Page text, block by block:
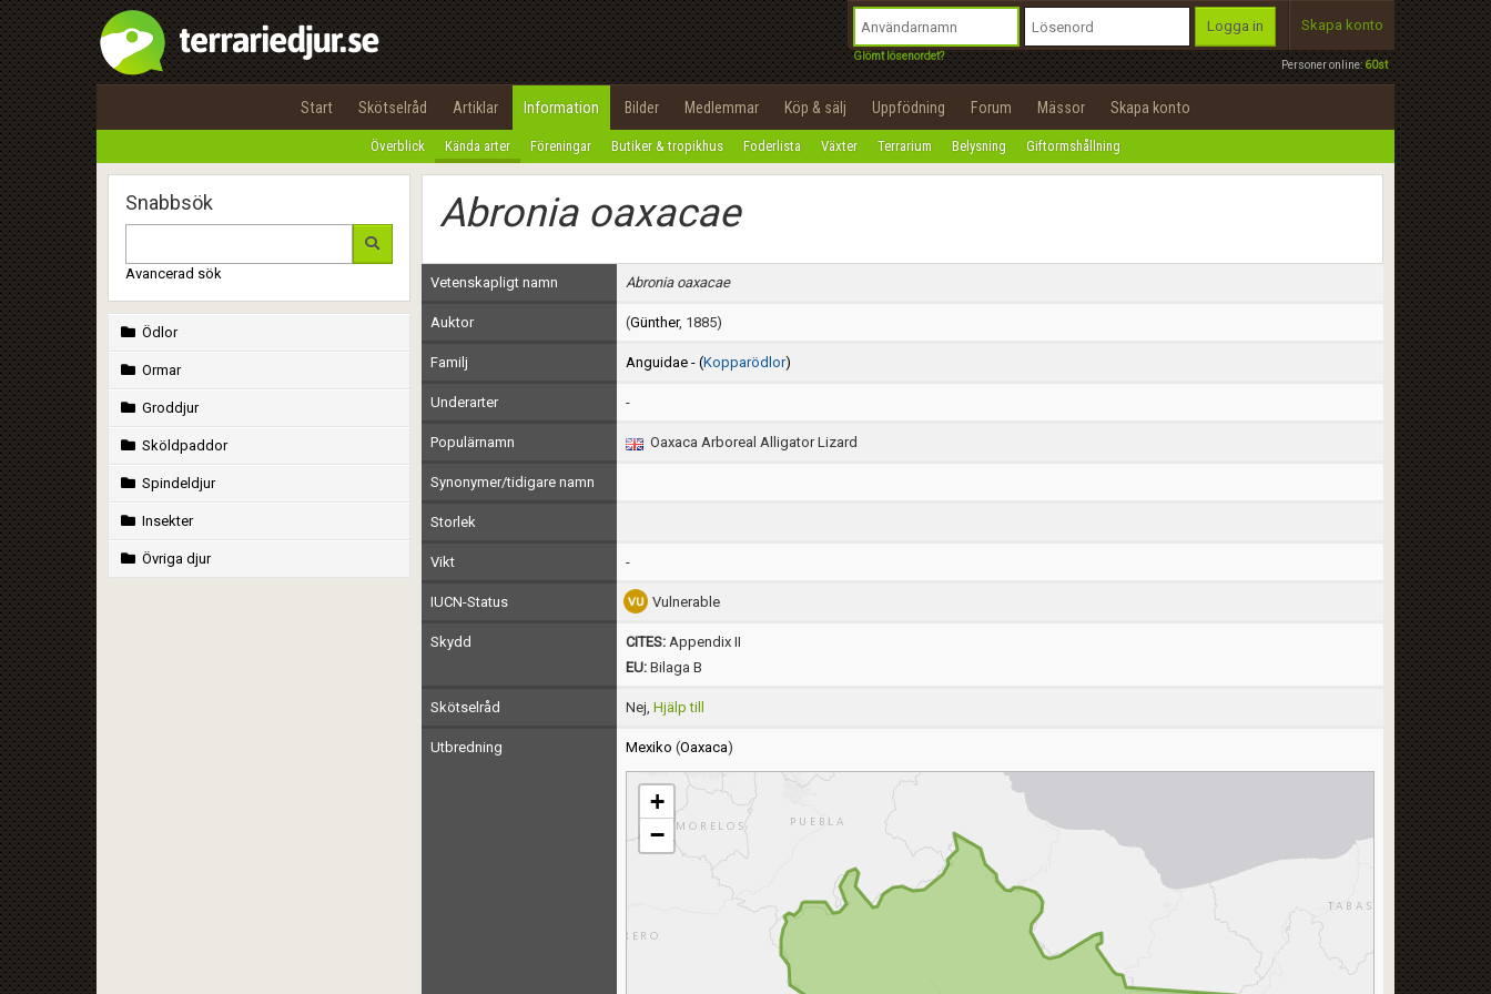
Personer online:60st
Logga in
Glömt lösenordet?
Skapa konto
Start Skötselråd Artiklar Information Bilder Medlemmar Köp & sälj Uppfödning Forum Mässor Skapa konto
Överblick Kända arter Föreningar Butiker & tropikhus Foderlista Växter Terrarium Belysning Giftormshållning
Snabbsök
Avancerad sök
Ödlor
Ormar
Groddjur
Sköldpaddor
Spindeldjur
Insekter
Övriga djur
Abronia oaxacae
Vetenskapligt namn Abronia oaxacae
Auktor (Günther, 1885)
Familj Anguidae - (Kopparödlor)
Underarter -
Populärnamn Oaxaca Arboreal Alligator Lizard
Synonymer/tidigare namn
Storlek
Vikt -
IUCN-Status Vulnerable
Skydd CITES: Appendix II
EU:Bilaga B
Skötselråd Nej, Hjälp till
Utbredning Mexiko (Oaxaca)
+
−
Utför
100%
OK
integritetspolicy
Namn:
Epost:
Användarnamn:
Lösenord:
Privacy Policy
Terms of Service
Begär nytt lösenord
Tillbaka till förstasidan